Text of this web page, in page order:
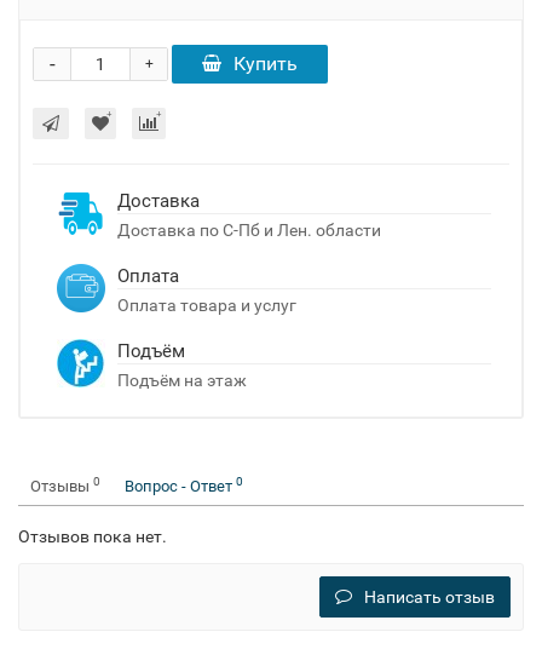
+
- Купить
Доставка
Доставка по С-Пб и Лен. области
Оплата
Оплата товара и услуг
Подъём
Подъём на этаж
Отзывы 0 Вопрос - Ответ 0
Отзывов пока нет.
Написать отзыв